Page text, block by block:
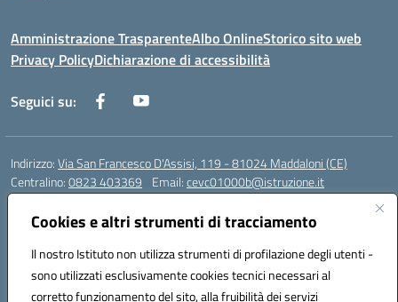
Cookies e altri strumenti di tracciamento
Il nostro Istituto non utilizza strumenti di profilazione degli utenti -
sono utilizzati esclusivamente cookies tecnici necessari al
corretto funzionamento del sito, alla fruibilità dei servizi
Amministrazione TrasparenteAlbo OnlineStorico sito web
Privacy PolicyDichiarazione di accessibilità
Seguici su:
Indirizzo:Via San Francesco D'Assisi, 119 - 81024 Maddaloni (CE)
Centralino:0823 403369 Email:cevc01000b@istruzione.it
Posta elettronica certificata (PEC):
Codice fiscale: 80004990612 (Convitto) - 93044680614 (Scuole
Annesse)
Codice meccanografico:CEVC01000B
Codice Indice delle Pubbliche Amministrazioni (IPA): istsc_cevc01000b